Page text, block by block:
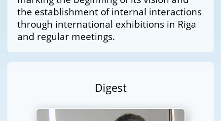
the establishment of internal interactions
through international exhibitions in Riga
and regular meetings.
Digest